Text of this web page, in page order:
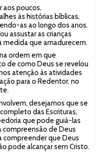
aos poucos,
às histórias bíblicas,
as ao longo dos anos.
assustar as crianças
medida que amadurecem.
ordem em que
de como Deus se revelou
atenção às atividades
para o Redentor, no
desejamos que se
das Escrituras,
que pode guiá-las
compreensão de Deus
compreender que Deus
pode alcançar sem Cristo.